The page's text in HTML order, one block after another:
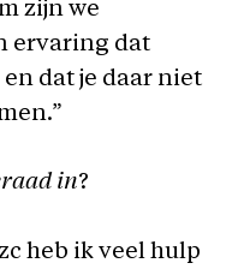
zijn we
ervaring dat
dat je daar niet
in?
heb ik veel hulp